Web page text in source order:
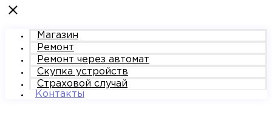
Магазин
Ремонт
Ремонт через автомат
Скупка устройств
Страховой случай
Контакты